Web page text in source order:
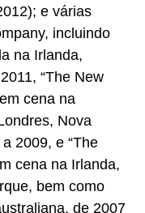
e várias
incluindo
na Irlanda,
“The New
cena na
Nova
2009, e “The
cena na Irlanda,
bem como
de 2007